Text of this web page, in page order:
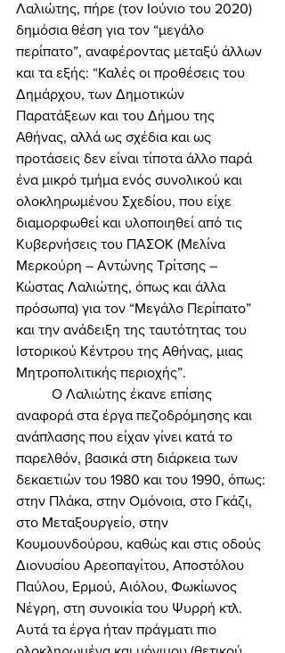
Λαλιώτης, πήρε (τον Ιούνιο του 2020)
δημόσια θέση για τον “μεγάλο
περίπατο”, αναφέροντας μεταξύ άλλων
και τα εξής: “Καλές οι προθέσεις του
Δημάρχου, των Δημοτικών
Παρατάξεων και του Δήμου της
Αθήνας, αλλά ως σχέδια και ως
προτάσεις δεν είναι τίποτα άλλο παρά
ένα μικρό τμήμα ενός συνολικού και
ολοκληρωμένου Σχεδίου, που είχε
διαμορφωθεί και υλοποιηθεί από τις
Κυβερνήσεις του ΠΑΣΟΚ (Μελίνα
Μερκούρη – Αντώνης Τρίτσης –
Κώστας Λαλιώτης, όπως και άλλα
πρόσωπα) για τον “Μεγάλο Περίπατο”
και την ανάδειξη της ταυτότητας του
Ιστορικού Κέντρου της Αθήνας, μιας
Μητροπολιτικής περιοχής”.
αναφορά στα έργα πεζοδρόμησης και
ανάπλασης που είχαν γίνει κατά το
παρελθόν, βασικά στη διάρκεια των
δεκαετιών του 1980 και του 1990, όπως:
στην Πλάκα, στην Ομόνοια, στο Γκάζι,
στο Μεταξουργείο, στην
Κουμουνδούρου, καθώς και στις οδούς
Διονυσίου Αρεοπαγίτου, Αποστόλου
Παύλου, Ερμού, Αιόλου, Φωκίωνος
Νέγρη, στη συνοικία του Ψυρρή κτλ.
Αυτά τα έργα ήταν πράγματι πιο